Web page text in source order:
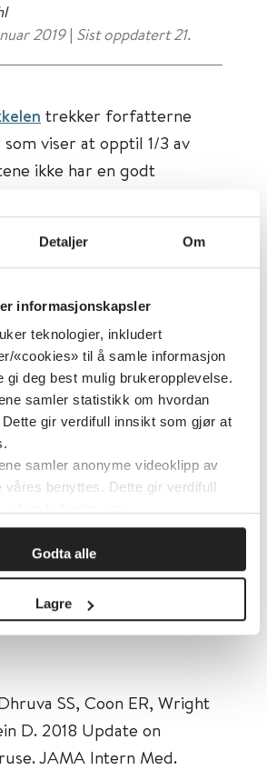
Detaljer Om
informasjonskapsler
teknologier, inkludert
«cookies» til å samle informasjon
gi deg best mulig brukeropplevelse.
samler statistikk om hvordan
gir verdifull innsikt som gjør at
samler anonyme videoklipp av
våres benyttes. Dette gir verdifull
Godta alle
Lagre
2019 | Sist oppdatert 21.
trekker forfatterne
viser at opptil 1/3 av
ikke har en godt
av friske pasienter ofte vil
andre unødvendige
forebygger lårhalsbrudd
er en dårlig behandling
vil antipsykotika øke
av delirium, og på
troponinmålinger
svar ved spørsmål
for Allmennmedisin
2018 kampanjen
Bevisstgjøringen rundt
bør fortsette i 2019!
SS, Coon ER, Wright
D. 2018 Update on
JAMA Intern Med.